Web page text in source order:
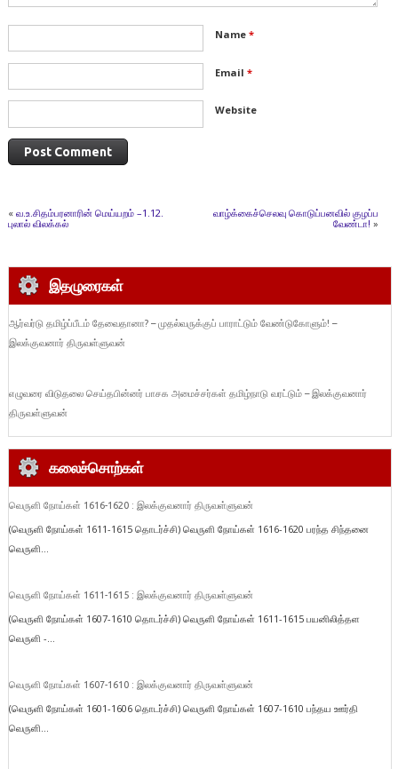
Name *
Email *
Website
« வ.உ.சிதம்பரனாரின் மெய்யறம் –1.12.
புலால் விலக்கல்
வாழ்க்கைச்செலவு கொடுப்பனவில் குழப்ப
வேண்டா! »
இதழுரைகள்
ஆர்வர்டு தமிழ்ப்பீடம் தேவைதானா? – முதல்வருக்குப் பாராட்டும் வேண்டுகோளும்! –
இலக்குவனார் திருவள்ளுவன்
எழுவரை விடுதலை செய்தபின்னர் பாசக அமைச்சர்கள் தமிழ்நாடு வரட்டும் – இலக்குவனார்
திருவள்ளுவன்
கலைச்சொற்கள்
வெருளி நோய்கள் 1616-1620 : இலக்குவனார் திருவள்ளுவன்
(வெருளி நோய்கள் 1611-1615 தொடர்ச்சி) வெருளி நோய்கள் 1616-1620 பரந்த சிந்தனை
வெருளி...
வெருளி நோய்கள் 1611-1615 : இலக்குவனார் திருவள்ளுவன்
(வெருளி நோய்கள் 1607-1610 தொடர்ச்சி) வெருளி நோய்கள் 1611-1615 பயனிலித்தள
வெருளி -...
வெருளி நோய்கள் 1607-1610 : இலக்குவனார் திருவள்ளுவன்
(வெருளி நோய்கள் 1601-1606 தொடர்ச்சி) வெருளி நோய்கள் 1607-1610 பந்தய ஊர்தி
வெருளி...